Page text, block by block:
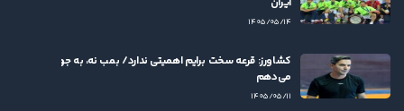
۱۴۰۵/۰۵/۱۴
کشاورز: قرعه سخت برایم اهمیتی ندارد/ بمب نه، به جوان‌ها بها
می‌دهم
۱۴۰۵/۰۵/۱۱